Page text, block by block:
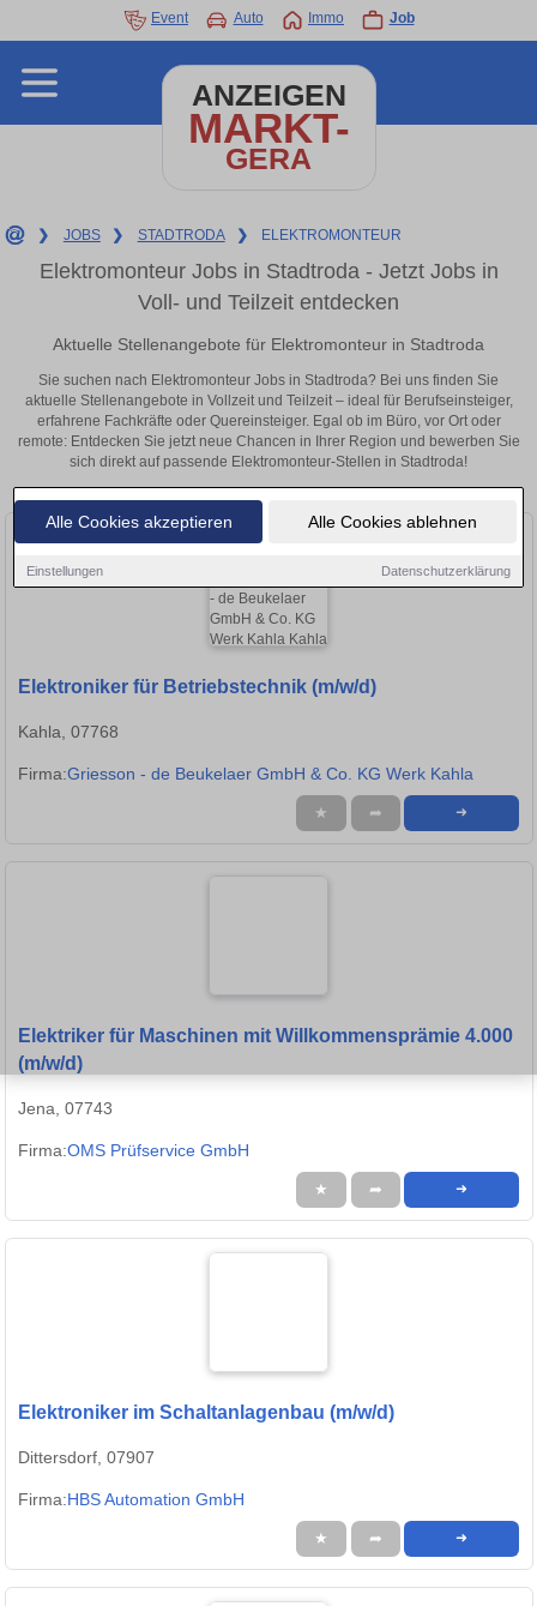
Alle Cookies akzeptieren Alle Cookies ablehnen
Einstellungen Datenschutzerklärung
Event Auto Immo Job
ANZEIGEN
MARKT-
GERA
❯ JOBS ❯ STADTRODA ❯ ELEKTROMONTEUR
Elektromonteur Jobs in Stadtroda - Jetzt Jobs in
Voll- und Teilzeit entdecken
Aktuelle Stellenangebote für Elektromonteur in Stadtroda
Sie suchen nach Elektromonteur Jobs in Stadtroda? Bei uns finden Sie
aktuelle Stellenangebote in Vollzeit und Teilzeit – ideal für Berufseinsteiger,
erfahrene Fachkräfte oder Quereinsteiger. Egal ob im Büro, vor Ort oder
remote: Entdecken Sie jetzt neue Chancen in Ihrer Region und bewerben Sie
sich direkt auf passende Elektromonteur-Stellen in Stadtroda!
Elektroniker für Betriebstechnik (m/w/d)
Kahla, 07768
Firma:Griesson - de Beukelaer GmbH & Co. KG Werk Kahla
★ ➦ ➜
Elektriker für Maschinen mit Willkommensprämie 4.000
(m/w/d)
Jena, 07743
Firma:OMS Prüfservice GmbH
★ ➦ ➜
Elektroniker im Schaltanlagenbau (m/w/d)
Dittersdorf, 07907
Firma:HBS Automation GmbH
★ ➦ ➜